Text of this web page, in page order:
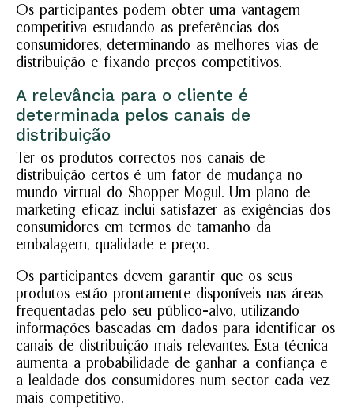
Os participantes podem obter uma vantagem
competitiva estudando as preferências dos
consumidores, determinando as melhores vias de
distribuição e fixando preços competitivos.
A relevância para o cliente é
determinada pelos canais de
distribuição
Ter os produtos correctos nos canais de
distribuição certos é um fator de mudança no
mundo virtual do Shopper Mogul. Um plano de
marketing eficaz inclui satisfazer as exigências dos
consumidores em termos de tamanho da
embalagem, qualidade e preço.
Os participantes devem garantir que os seus
produtos estão prontamente disponíveis nas áreas
frequentadas pelo seu público-alvo, utilizando
informações baseadas em dados para identificar os
canais de distribuição mais relevantes. Esta técnica
aumenta a probabilidade de ganhar a confiança e
a lealdade dos consumidores num sector cada vez
mais competitivo.